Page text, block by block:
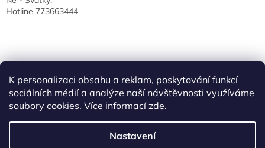
K personalizaci obsahu a reklam, poskytování funkcí
sociálních médií a analýze naší návštěvnosti využíváme
soubory cookies. Více informacízde.
Nastavení
Hotline 773663444